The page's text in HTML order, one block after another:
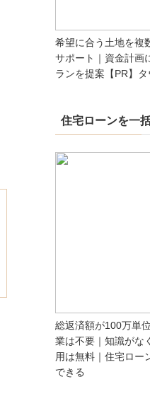
希望に合う土地を複
サポート｜資金計画
ランを提案【PR】
住宅ローンを一
総返済額が100万単
業は不要｜知識がな
用は無料｜住宅ロー
できる